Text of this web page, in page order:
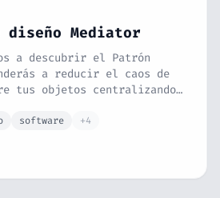
Mediator
a descubrir el Patrón
a reducir el caos de
tus objetos centralizando
de chat en PHP, verás
software +4